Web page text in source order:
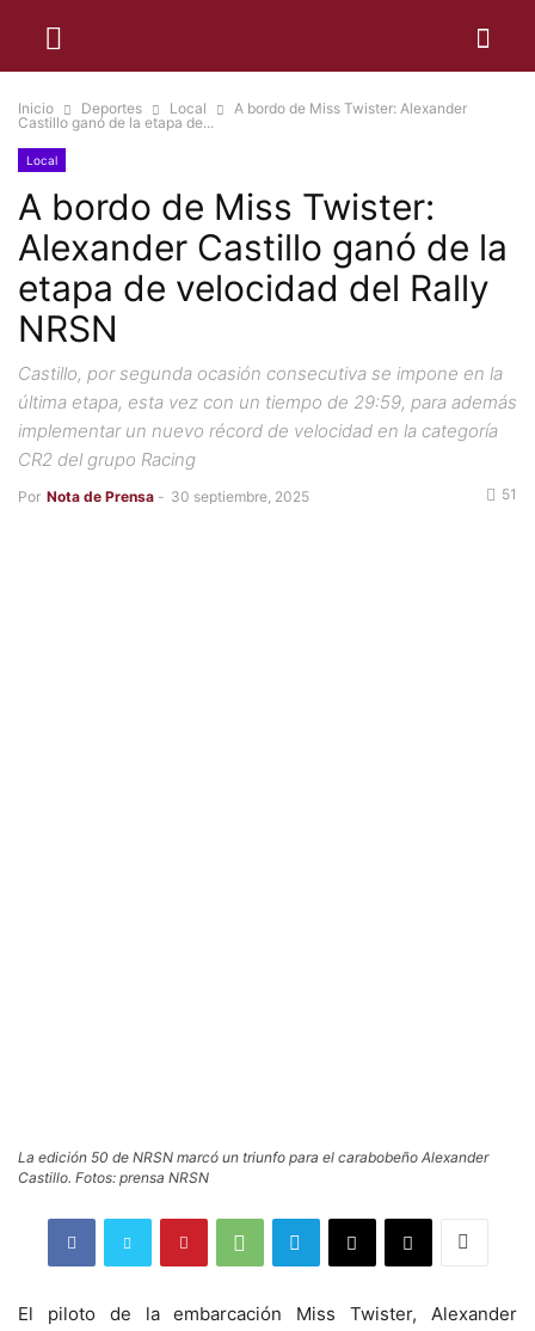
Inicio Deportes Local
A bordo de Miss Twister: Alexander
Castillo ganó de la etapa de...
Local
A bordo de Miss Twister:
Alexander Castillo ganó de la
etapa de velocidad del Rally
NRSN
Castillo, por segunda ocasión consecutiva se impone en la
última etapa, esta vez con un tiempo de 29:59, para además
implementar un nuevo récord de velocidad en la categoría
CR2 del grupo Racing
Por Nota de Prensa - 30 septiembre, 2025 51
La edición 50 de NRSN marcó un triunfo para el carabobeño Alexander
Castillo. Fotos: prensa NRSN
El piloto de la embarcación Miss Twister, Alexander